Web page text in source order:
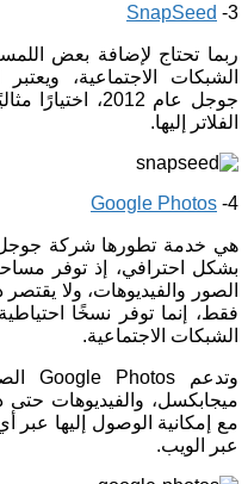
3-
SnapSeed
ربما تحتاج لإضافة بعض
جوجل عام 2012،
الفلاتر إليها.
4-
Google Photos
هي خدمة تطورها شركة
بشكل احترافي، إذ توفر
الصور والفيديوهات، ولا
فقط، إنما توفر نسخًا
الشبكات الاجتماعية.
عبر الويب.